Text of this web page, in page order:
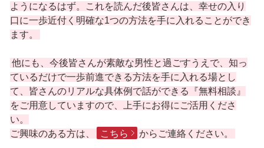
ようになるはず。これを読んだ後皆さんは、幸せの入り
口に一歩近付く明確な1つの方法を手に入れることができ
ます。
他にも、今後皆さんが素敵な男性と過ごすうえで、知っ
ているだけで一歩前進できる方法を手に入れる場とし
て、皆さんのリアルな具体例で話ができる『無料相談』
をご用意していますので、上手にお得にご活用くださ
い。
ご興味のある方は、
こちら からご連絡ください。